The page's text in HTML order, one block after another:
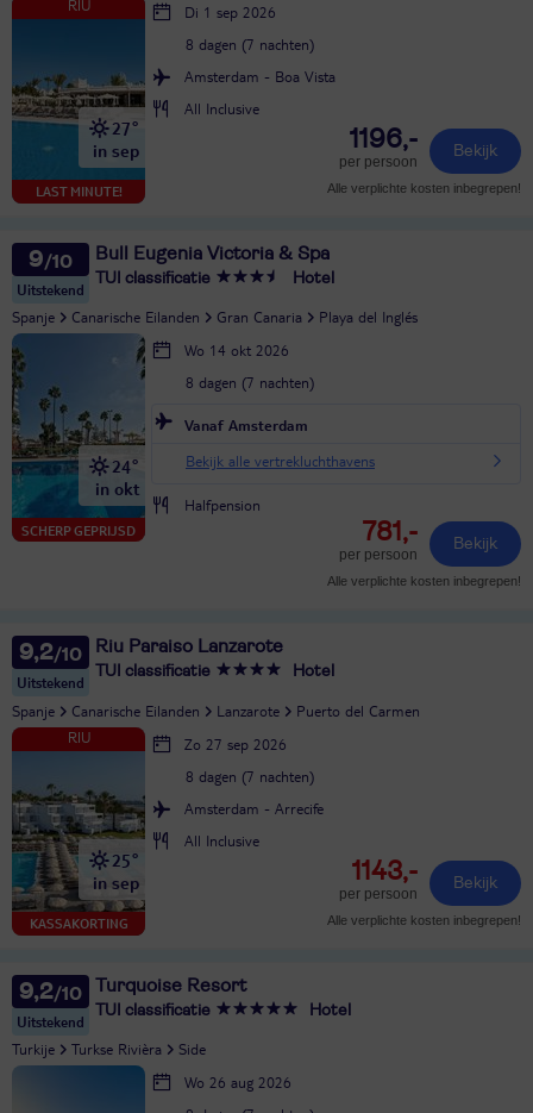
LAST MINUTE!
27°
in sep
Di 1 sep 2026
8 dagen (7 nachten)
Amsterdam - Boa Vista
All Inclusive
1196,-
per persoon
Bekijk
Alle verplichte kosten inbegrepen!
9
Uitstekend
Bull Eugenia Victoria & Spa
TUI classificatie Hotel
Spanje Canarische Eilanden Gran Canaria Playa del Inglés
SCHERP GEPRIJSD
24°
in okt
Wo 14 okt 2026
8 dagen (7 nachten)
Vanaf Amsterdam
Bekijk alle vertrekluchthavens
Halfpension
781,-
per persoon
Bekijk
Alle verplichte kosten inbegrepen!
9,2
Uitstekend
Riu Paraiso Lanzarote
TUI classificatie Hotel
Spanje Canarische Eilanden Lanzarote Puerto del Carmen
KASSAKORTING
25°
in sep
Zo 27 sep 2026
8 dagen (7 nachten)
Amsterdam - Arrecife
All Inclusive
1143,-
per persoon
Bekijk
Alle verplichte kosten inbegrepen!
9,2
Uitstekend
Turquoise Resort
TUI classificatie Hotel
Turkije Turkse Rivièra
Side
Wo 26 aug 2026